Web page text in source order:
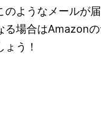
のようなメールが
る場合はAmazon
う！